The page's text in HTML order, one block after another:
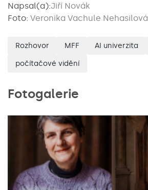
Napsal(a):Jiří Novák
Foto: Veronika Vachule Nehasilová
Rozhovor MFF AI univerzita
počítačové vidění
Fotogalerie